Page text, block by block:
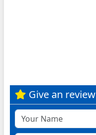
Give an review